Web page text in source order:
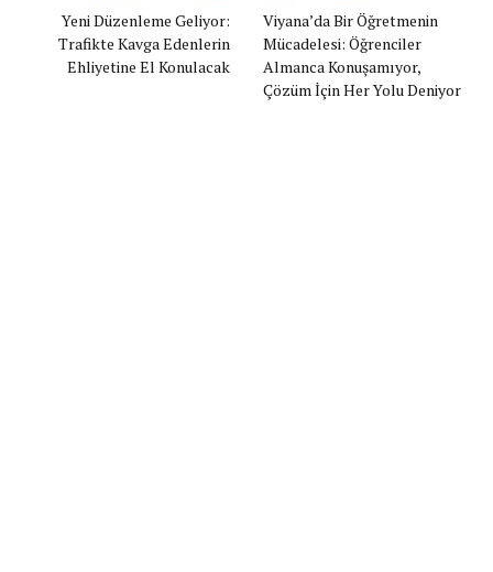
Yeni Düzenleme Geliyor:
Trafikte Kavga Edenlerin
Ehliyetine El Konulacak
Viyana’da Bir Öğretmenin
Mücadelesi: Öğrenciler
Almanca Konuşamıyor,
Çözüm İçin Her Yolu Deniyor